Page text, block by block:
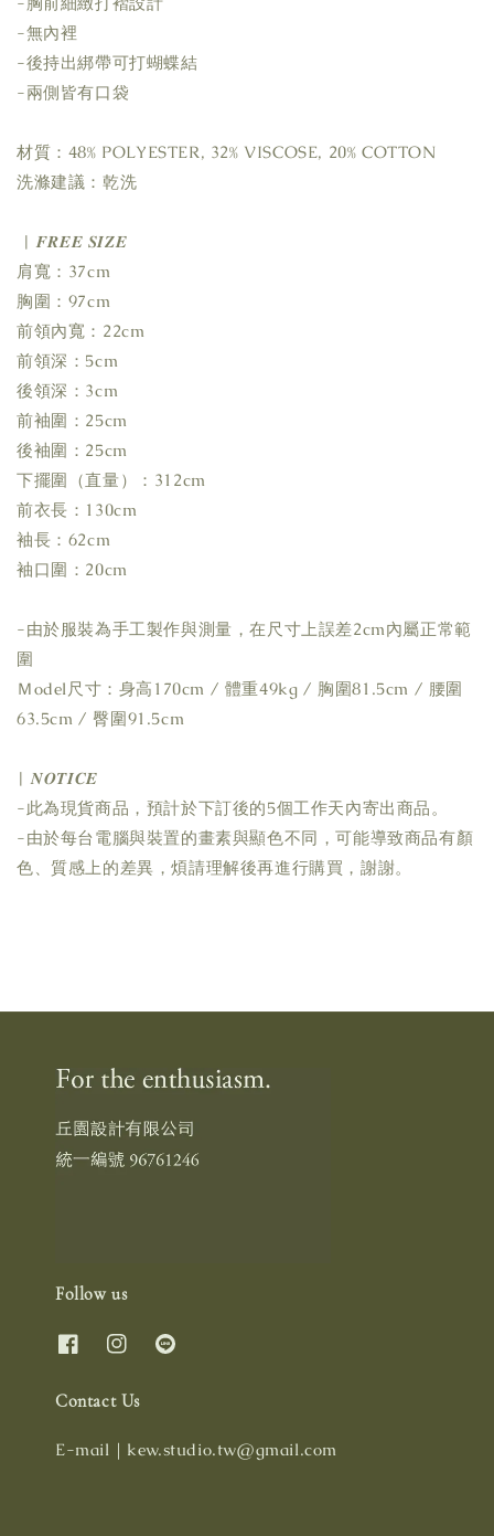
-無內裡
-後持出綁帶可打蝴蝶結
-兩側皆有口袋
材質：48% POLYESTER, 32% VISCOSE, 20% COTTON
洗滌建議：乾洗
| 𝑭𝑹𝑬𝑬 𝑺𝑰𝒁𝑬
肩寬：37cm
胸圍：97cm
前領內寬：22cm
前領深：5cm
後領深：3cm
前袖圍：25cm
後袖圍：25cm
下擺圍（直量）：312cm
前衣長：130cm
袖長：62cm
袖口圍：20cm
-由於服裝為手工製作與測量，在尺寸上誤差2cm內屬正常範
圍
Ｍodel尺寸：身高170cm / 體重49kg / 胸圍81.5cm / 腰圍
63.5cm / 臀圍91.5cm
| 𝑵𝑶𝑻𝑰𝑪𝑬
-此為現貨商品，預計於下訂後的5個工作天內寄出商品。
-由於每台電腦與裝置的畫素與顯色不同，可能導致商品有顏
色、質感上的差異，煩請理解後再進行購買，謝謝。
Follow us
Contact Us
E-mail｜kew.studio.tw@gmail.com